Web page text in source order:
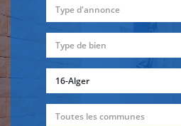
Type d'annonce
Type de bien
16-Alger
Toutes les communes